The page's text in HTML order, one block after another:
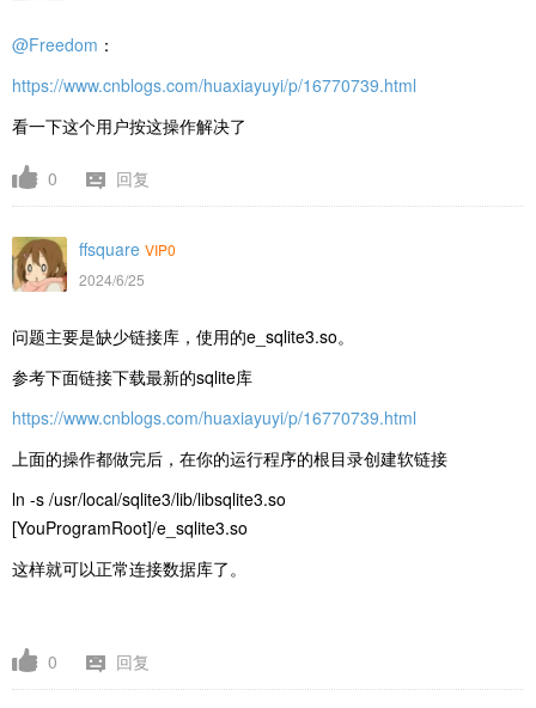
@Freedom ：
https://www.cnblogs.com/huaxiayuyi/p/16770739.html
看一下这个用户按这操作解决了
0 回复
ffsquare VIP0
2024/6/25
问题主要是缺少链接库，使用的e_sqlite3.so。
参考下面链接下载最新的sqlite库
https://www.cnblogs.com/huaxiayuyi/p/16770739.html
上面的操作都做完后，在你的运行程序的根目录创建软链接
ln -s /usr/local/sqlite3/lib/libsqlite3.so
[YouProgramRoot]/e_sqlite3.so
这样就可以正常连接数据库了。
0 回复